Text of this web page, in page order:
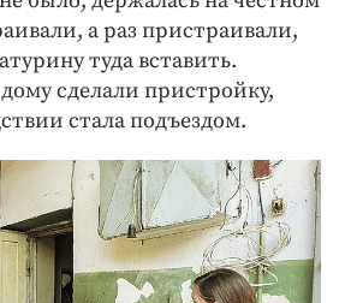
а раз пристраивали,
туда вставить.
сделали пристройку,
стала подъездом.